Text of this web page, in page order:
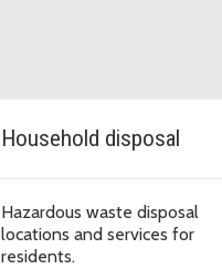
Household disposal
Hazardous waste disposal
locations and services for
residents.